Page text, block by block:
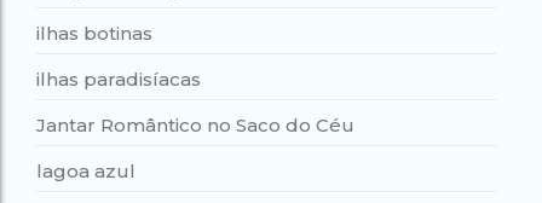
ilhas botinas
ilhas paradisíacas
Jantar Romântico no Saco do Céu
lagoa azul